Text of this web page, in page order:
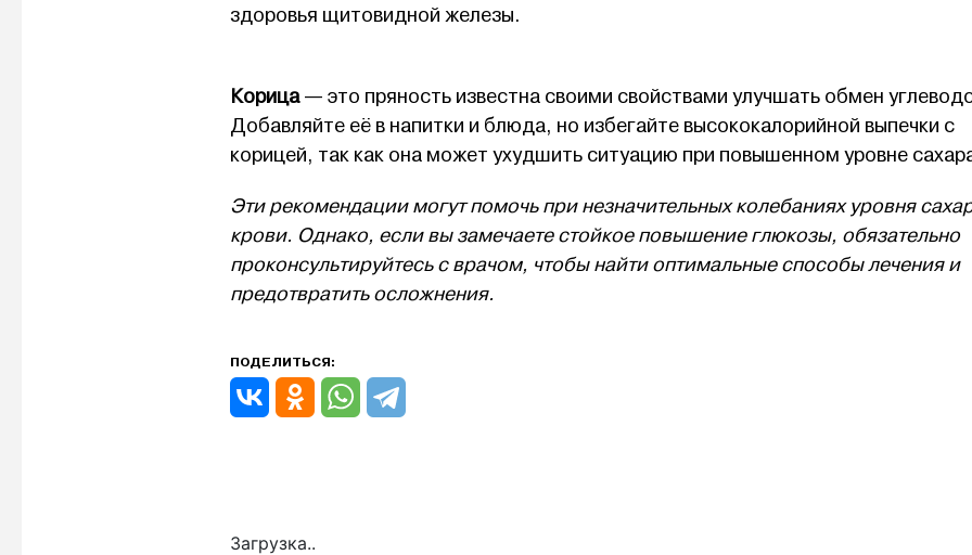
здоровья щитовидной железы.
Корица— это пряность известна своими свойствами улучшать обмен
Добавляйте её в напитки и блюда, но избегайте высококалорийной выпечки с
корицей, так как она может ухудшить ситуацию при повышенном уровне
Эти рекомендации могут помочь при незначительных колебаниях уровня
крови. Однако, если вы замечаете стойкое повышение глюкозы, обязательно
проконсультируйтесь с врачом, чтобы найти оптимальные способы лечения и
предотвратить осложнения.
ПОДЕЛИТЬСЯ:
Загрузка..